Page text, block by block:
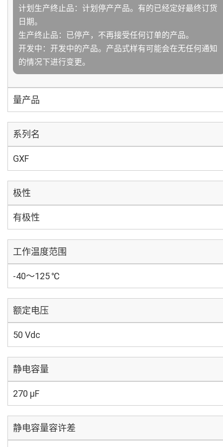
计划生产终止品：计划停产产品。有的已经定好最终订货
日期。
生产终止品：已停产，不再接受任何订单的产品。
开发中：开发中的产品。产品式样有可能会在无任何通知
的情况下进行变更。
量产品
系列名
GXF
极性
有极性
工作温度范围
-40～125 ℃
额定电压
50 Vdc
静电容量
270 µF
静电容量容许差